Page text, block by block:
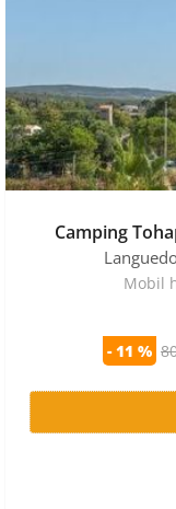
Camping
Mobil
- 11 %